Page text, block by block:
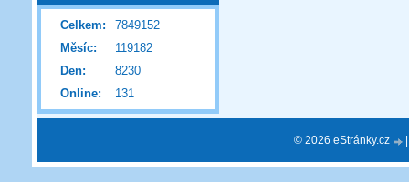
Online: 131
Celkem:
7849152
Měsíc:
119182
Den:
8230
© 2026 eStránky.cz